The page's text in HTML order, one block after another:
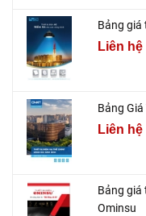
Bảng giá
Liên hệ
Bảng
Liên hệ
Bảng giá
Ominsu